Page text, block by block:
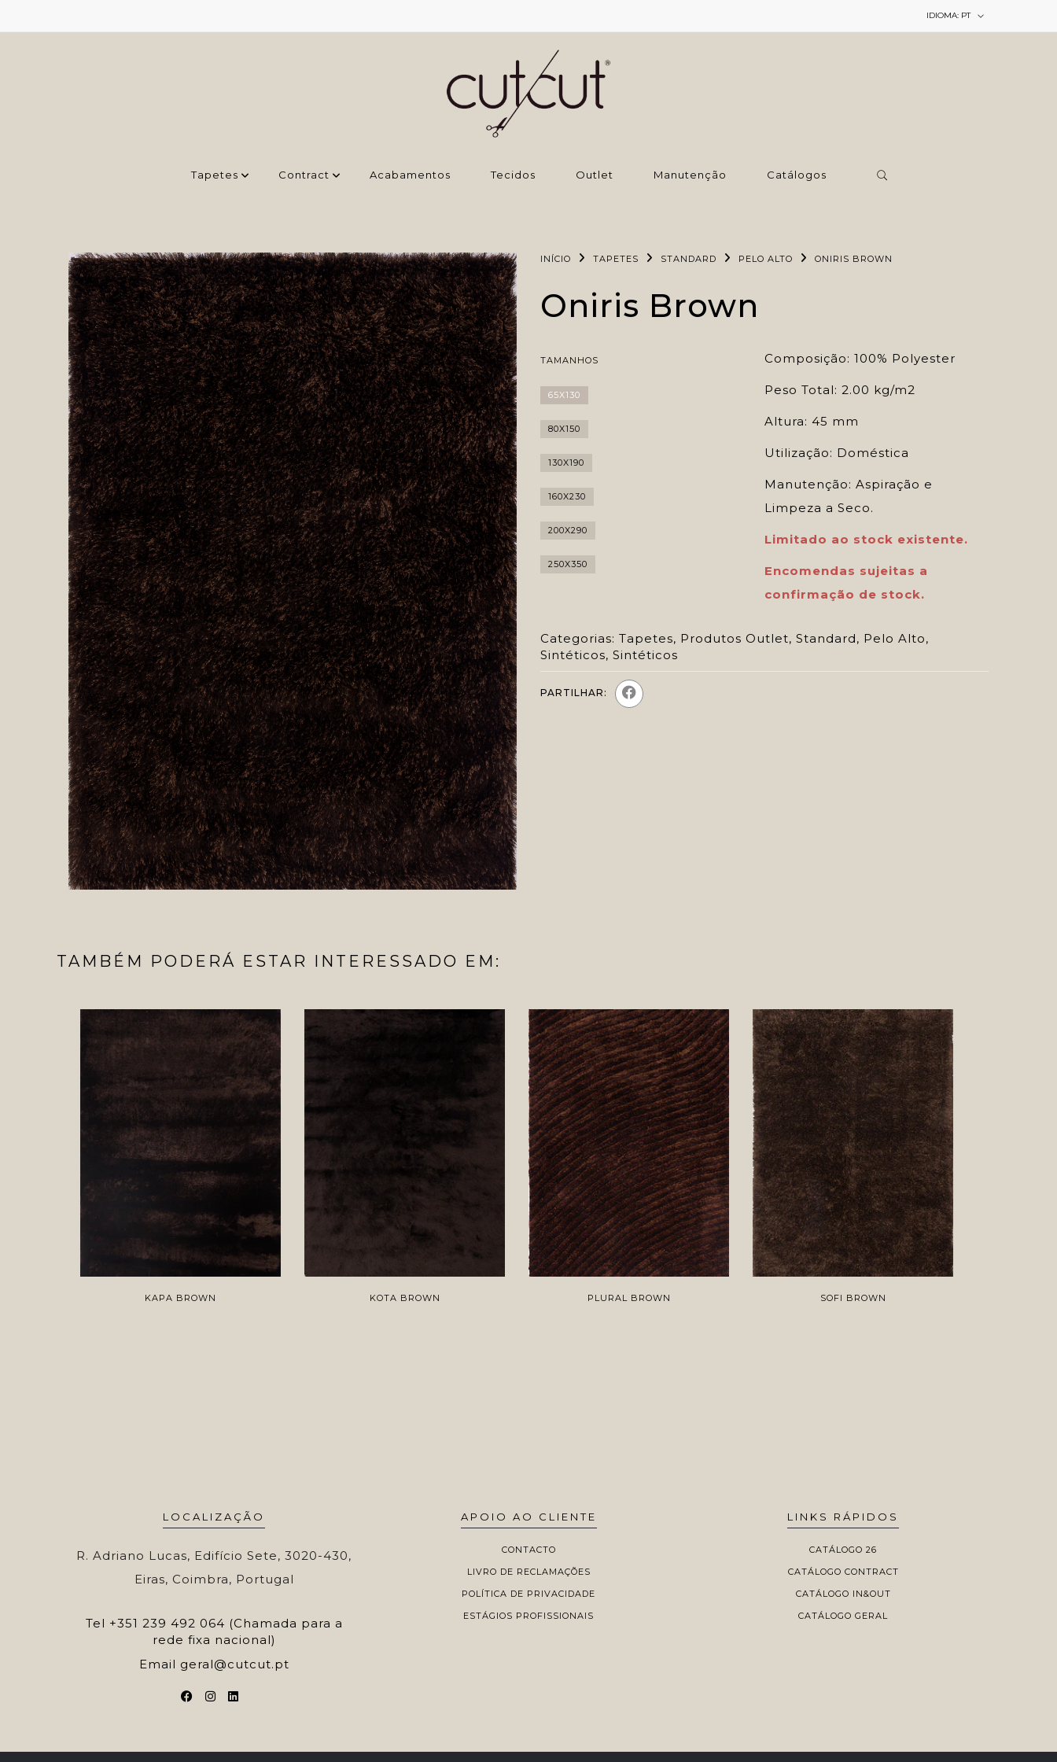
IDIOMA: PT
Tapetes Contract ‌Acabamentos Tecidos Outlet Manutenção Catálogos
INÍCIO TAPETES STANDARD PELO ALTO ONIRIS BROWN
Oniris Brown
TAMANHOS
65X130
80X150
130X190
160X230
200X290
250X350
Composição: 100% Polyester
Peso Total: 2.00 kg/m2
Altura: 45 mm
Utilização: Doméstica
Manutenção: Aspiração e
Limpeza a Seco.
Limitado ao stock existente.
Encomendas sujeitas a
confirmação de stock.
Categorias: Tapetes, Produtos Outlet, Standard, Pelo Alto,
Sintéticos, Sintéticos
PARTILHAR:
TAMBÉM PODERÁ ESTAR INTERESSADO EM:
KAPA BROWN KOTA BROWN PLURAL BROWN SOFI BROWN
LOCALIZAÇÃO
R. Adriano Lucas, Edifício Sete, 3020-430,
Eiras, Coimbra, Portugal
Tel +351 239 492 064 (Chamada para a
rede fixa nacional)
Email geral@cutcut.pt
APOIO AO CLIENTE
CONTACTO
LIVRO DE RECLAMAÇÕES
POLÍTICA DE PRIVACIDADE
ESTÁGIOS PROFISSIONAIS
LINKS RÁPIDOS
CATÁLOGO 26
CATÁLOGO CONTRACT
CATÁLOGO IN&OUT
CATÁLOGO GERAL